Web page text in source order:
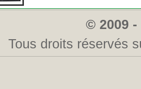
© 2009
Tous droits réservés